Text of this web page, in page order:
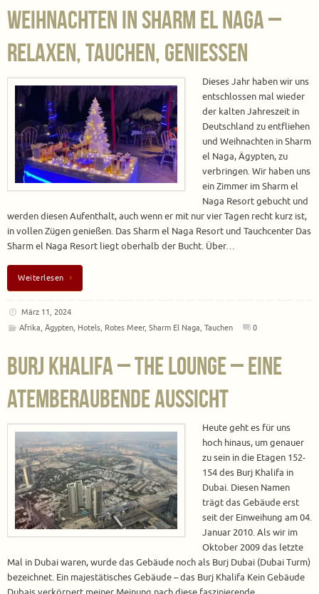
Weihnachten in Sharm el Naga –
Relaxen, Tauchen, Genießen
Dieses Jahr haben wir uns
entschlossen mal wieder
der kalten Jahreszeit in
Deutschland zu entfliehen
und Weihnachten in Sharm
el Naga, Ägypten, zu
verbringen. Wir haben uns
ein Zimmer im Sharm el
Naga Resort gebucht und
werden diesen Aufenthalt, auch wenn er mit nur vier Tagen recht kurz ist,
in vollen Zügen genießen. Das Sharm el Naga Resort und Tauchcenter Das
Sharm el Naga Resort liegt oberhalb der Bucht. Über…
Weiterlesen
März 11, 2024
Afrika, Ägypten, Hotels, Rotes Meer, Sharm El Naga, Tauchen 0
Burj Khalifa – The Lounge – Eine
atemberaubende Aussicht
Heute geht es für uns
hoch hinaus, um genauer
zu sein in die Etagen 152-
154 des Burj Khalifa in
Dubai. Diesen Namen
trägt das Gebäude erst
seit der Einweihung am 04.
Januar 2010. Als wir im
Oktober 2009 das letzte
Mal in Dubai waren, wurde das Gebäude noch als Burj Dubai (Dubai Turm)
bezeichnet. Ein majestätisches Gebäude – das Burj Khalifa Kein Gebäude